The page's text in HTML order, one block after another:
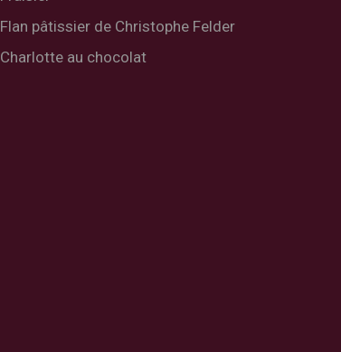
Flan pâtissier de Christophe Felder
Charlotte au chocolat